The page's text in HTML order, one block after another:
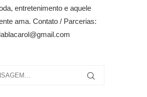
entretenimento e aquele
ama. Contato / Parcerias: